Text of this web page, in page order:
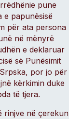
pune
e papunësisë
për ata persona
në mënyrë
e deklaruar
së Punësimit
por jo për
kërkimin duke
të tjera.
rinjve në çerekun